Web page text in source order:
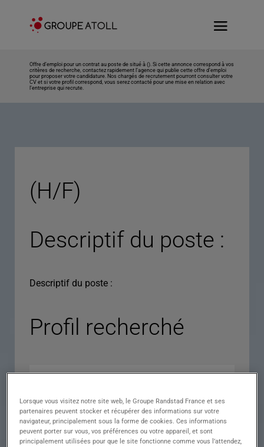
Offre d’emploi pour un contrat au poste de situé à (). Si cette annonce correspond à vos
critères de recherche, contactez rapidement l’agence qui publie cette offre d’emploi
pour proposer votre candidature. Nos chargés de recrutement pourront consulter votre
CV et si votre profil correspond, vous serez contacté pour une mise en relation avec
l’entreprise qui recrute.
(H/F)
Descriptif du poste :
Descriptif du poste :
Profil recherché
Lorsque vous visitez notre site web, le Groupe Randstad France et ses
partenaires peuvent stocker et récupérer des informations sur votre
navigateur, principalement sous la forme de cookies. Ces informations
peuvent porter sur vous, vos préférences ou votre appareil, et sont
principalement utilisées pour que le site fonctionne comme vous l’attendez,